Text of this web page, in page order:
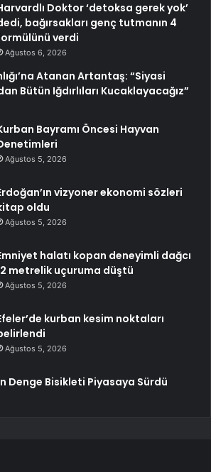
Doktor ‘detoksa gerek yok’
bağırsakları genç tutmanın 4
verdi
Ağustos 6, 2026
Atanan Artantaş: “Siyasi
Bütün Iğdırlıları Kucaklayacağız”
Bayramı Öncesi Hayvan
Ağustos 5, 2026
vizyoner ekonomi sözleri
oldu
Ağustos 5, 2026
halatı kopan deneyimli dağcı
metrelik uçuruma düştü
Ağustos 5, 2026
kurban kesim noktaları
Ağustos 5, 2026
Denge Bisikleti Piyasaya Sürdü